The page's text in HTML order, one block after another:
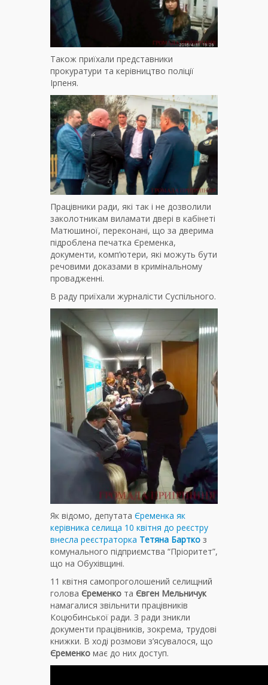
Також приїхали представники
прокуратури та керівництво поліції
Ірпеня.
Працівники ради, які так і не дозволили
заколотникам виламати двері в кабінеті
Матюшиної, переконані, що за дверима
підроблена печатка Єременка,
документи, комп’ютери, які можуть бути
речовими доказами в кримінальному
провадженні.
В раду приїхали журналісти Суспільного.
Як відомо, депутата Єременка як
керівника селища 10 квітня до реєстру
внесла реєстраторка Тетяна Бартко з
комунального підприємства “Пріоритет”,
що на Обухівщині.
11 квітня самопроголошений селищний
голова Єременко та Євген Мельничук
намагалися звільнити працівників
Коцюбинської ради. З ради зникли
документи працівників, зокрема, трудові
книжки. В ході розмови з’ясувалося, що
Єременко має до них доступ.